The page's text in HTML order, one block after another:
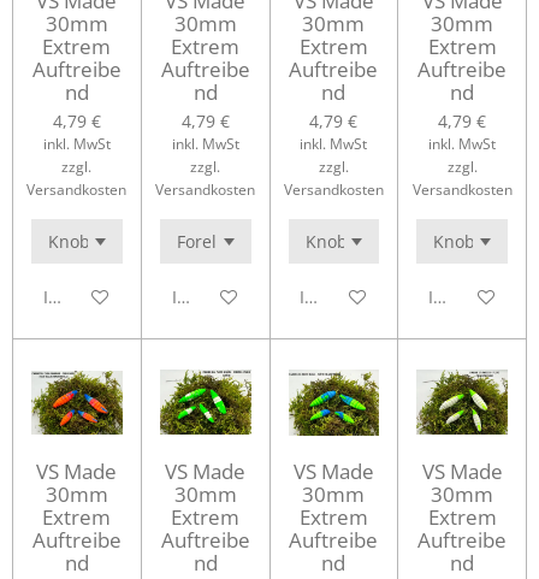
30mm
Extrem
Auftreibe
nd
4,79 €
inkl. MwSt
zzgl.
Versandkosten
In den Warenkorb
30mm
Extrem
Auftreibe
nd
4,79 €
inkl. MwSt
zzgl.
Versandkosten
In den Warenkorb
30mm
Extrem
Auftreibe
nd
4,79 €
inkl. MwSt
zzgl.
Versandkosten
In den Warenkorb
30mm
Extrem
Auftreibe
nd
4,79 €
inkl. MwSt
zzgl.
Versandkosten
In den
VS Made
30mm
Extrem
Auftreibe
nd
VS Made
30mm
Extrem
Auftreibe
nd
VS Made
30mm
Extrem
Auftreibe
nd
VS Made
30mm
Extrem
Auftreibe
nd